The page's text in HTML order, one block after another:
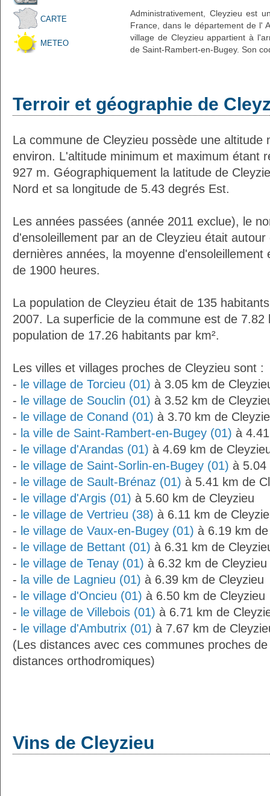
CARTE
METEO
Administrativement, Cleyzieu est
France, dans le département de l'
village de Cleyzieu appartient à
de Saint-Rambert-en-Bugey. Son
Terroir et géographie de
La commune de Cleyzieu possède une altitude
environ. L'altitude minimum et maximum étant
927 m. Géographiquement la latitude de
Nord et sa longitude de 5.43 degrés Est.
Les années passées (année 2011 exclue), le
d'ensoleillement par an de Cleyzieu était
dernières années, la moyenne d'ensoleillement
de 1900 heures.
La population de Cleyzieu était de 135
2007. La superficie de la commune est de 7.82
population de 17.26 habitants par km².
Les villes et villages proches de Cleyzieu sont :
- le village de Torcieu (01) à 3.05 km de
- le village de Souclin (01) à 3.52 km de
- le village de Conand (01) à 3.70 km de
- la ville de Saint-Rambert-en-Bugey (01) à
- le village d'Arandas (01) à 4.69 km de
- le village de Saint-Sorlin-en-Bugey (01) à 5.04
- le village de Sault-Brénaz (01) à 5.41 km de
- le village d'Argis (01) à 5.60 km de Cleyzieu
- le village de Vertrieu (38) à 6.11 km de
- le village de Vaux-en-Bugey (01) à 6.19 km
- le village de Bettant (01) à 6.31 km de
- le village de Tenay (01) à 6.32 km de Cleyzieu
- la ville de Lagnieu (01) à 6.39 km de Cleyzieu
- le village d'Oncieu (01) à 6.50 km de Cleyzieu
- le village de Villebois (01) à 6.71 km de
- le village d'Ambutrix (01) à 7.67 km de
(Les distances avec ces communes proches
distances orthodromiques)
Vins de Cleyzieu